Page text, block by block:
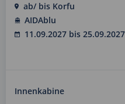
ab/ bis Korfu
AIDAblu
11.09.2027 bis 25.09.2027
Innenkabine